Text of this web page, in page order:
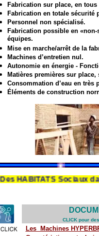
Fabrication sur place, en tous
Fabrication en totale sécurité
Personnel non spécialisé.
Fabrication possible en
équipes.
Mise en marche/arrêt de la
Machines d’entretien nul.
Autonomie en énergie -
Matières premières sur
Consommation d’eau en très
Éléments de construction
Sociaux dans le
CLICK pour
Les Machines